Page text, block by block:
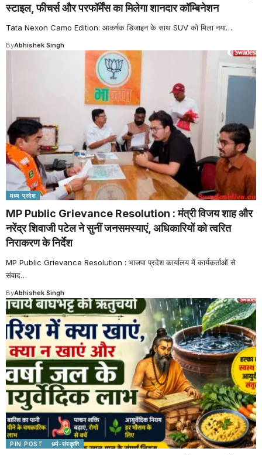
स्टाइल, फीचर्स और परफॉर्मेंस का मिलेगा शानदार कॉम्बिनेशन
Tata Nexon Camo Edition: आकर्षक डिजाइन के साथ SUV को मिला नया…
ByAbhishek Singh
मध्य प्रदेश
MP Public Grievance Resolution : मंत्री विजय शाह और
नरेंद्र शिवाजी पटेल ने सुनीं जनसमस्याएं, अधिकारियों को त्वरित
निराकरण के निर्देश
MP Public Grievance Resolution : भाजपा प्रदेश कार्यालय में कार्यकर्ताओं से
संवाद…
ByAbhishek Singh
PIN POST धर्म-संस्कृति